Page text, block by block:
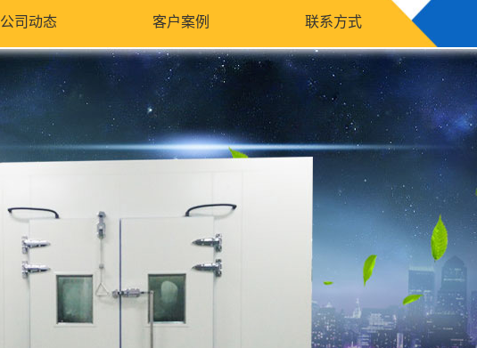
公司动态 客户案例 联系方式